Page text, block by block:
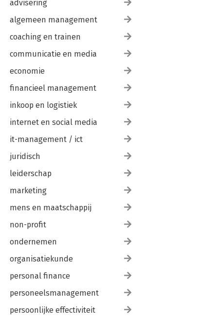
advisering
algemeen management
coaching en trainen
communicatie en media
economie
financieel management
inkoop en logistiek
internet en social media
it-management / ict
juridisch
leiderschap
marketing
mens en maatschappij
non-profit
ondernemen
organisatiekunde
personal finance
personeelsmanagement
persoonlijke effectiviteit